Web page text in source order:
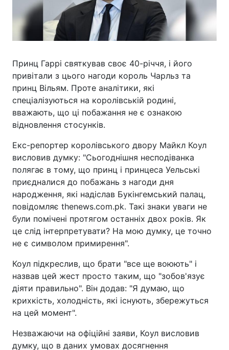
Принц Гаррі святкував своє 40-річчя, і його
привітали з цього нагоди король Чарльз та
принц Вільям. Проте аналітики, які
спеціалізуються на королівській родині,
вважають, що ці побажання не є ознакою
відновлення стосунків.
Екс-репортер королівського двору Майкл Коул
висловив думку: "Сьогоднішня несподіванка
полягає в тому, що принц і принцеса Уельські
приєдналися до побажань з нагоди дня
народження, які надіслав Букінгемський палац,
повідомляє thenews.com.pk. Такі знаки уваги не
були помічені протягом останніх двох років. Як
це слід інтерпретувати? На мою думку, це точно
не є символом примирення".
Коул підкреслив, що брати "все ще воюють" і
назвав цей жест просто таким, що "зобов'язує
діяти правильно". Він додав: "Я думаю, що
крихкість, холодність, які існують, збережуться
на цей момент".
Незважаючи на офіційні заяви, Коул висловив
думку, що в даних умовах досягнення